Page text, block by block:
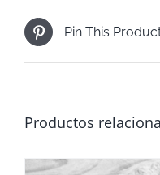
Pin This
Productos